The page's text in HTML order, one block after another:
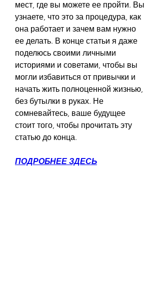
мест, где вы можете ее пройти. Вы
узнаете, что это за процедура, как
она работает и зачем вам нужно
ее делать. В конце статьи я даже
поделюсь своими личными
историями и советами, чтобы вы
могли избавиться от привычки и
начать жить полноценной жизнью,
без бутылки в руках. Не
сомневайтесь, ваше будущее
стоит того, чтобы прочитать эту
статью до конца.
ПОДРОБНЕЕ ЗДЕСЬ